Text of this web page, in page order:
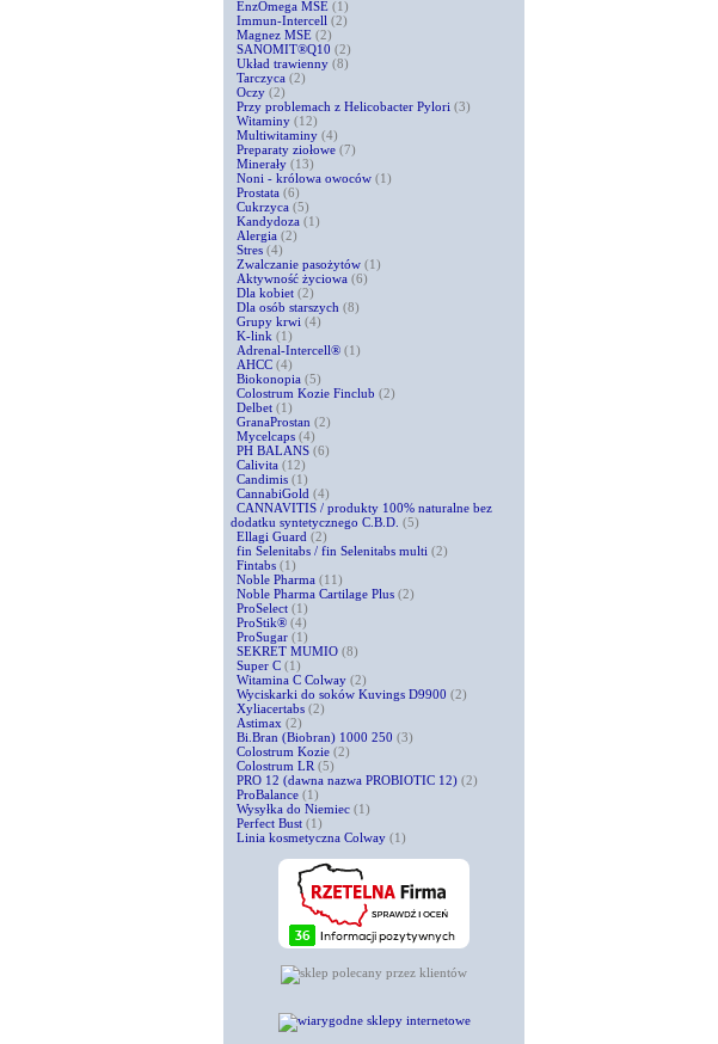
EnzOmega MSE (1)
Immun-Intercell (2)
Magnez MSE (2)
SANOMIT®Q10 (2)
Układ trawienny (8)
Tarczyca (2)
Oczy (2)
Przy problemach z Helicobacter Pylori (3)
Witaminy (12)
Multiwitaminy (4)
Preparaty ziołowe (7)
Minerały (13)
Noni - królowa owoców (1)
Prostata (6)
Cukrzyca (5)
Kandydoza (1)
Alergia (2)
Stres (4)
Zwalczanie pasożytów (1)
Aktywność życiowa (6)
Dla kobiet (2)
Dla osób starszych (8)
Grupy krwi (4)
K-link (1)
Adrenal-Intercell® (1)
AHCC (4)
Biokonopia (5)
Colostrum Kozie Finclub (2)
Delbet (1)
GranaProstan (2)
Mycelcaps (4)
PH BALANS (6)
Calivita (12)
Candimis (1)
CannabiGold (4)
CANNAVITIS / produkty 100% naturalne bez
dodatku syntetycznego C.B.D. (5)
Ellagi Guard (2)
fin Selenitabs / fin Selenitabs multi (2)
Fintabs (1)
Noble Pharma (11)
Noble Pharma Cartilage Plus (2)
ProSelect (1)
ProStik® (4)
ProSugar (1)
SEKRET MUMIO (8)
Super C (1)
Witamina C Colway (2)
Wyciskarki do soków Kuvings D9900 (2)
Xyliacertabs (2)
Astimax (2)
Bi.Bran (Biobran) 1000 250 (3)
Colostrum Kozie (2)
Colostrum LR (5)
PRO 12 (dawna nazwa PROBIOTIC 12) (2)
ProBalance (1)
Wysyłka do Niemiec (1)
Perfect Bust (1)
Linia kosmetyczna Colway (1)